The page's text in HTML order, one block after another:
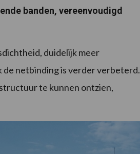
banden, vereenvoudigd
duidelijk meer
netbinding is verder verbeterd.
te kunnen ontzien,